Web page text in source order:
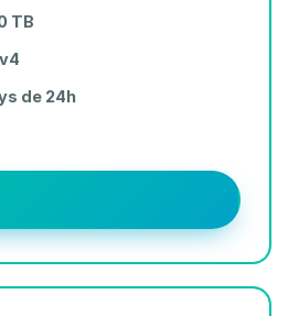
TB
de 24h